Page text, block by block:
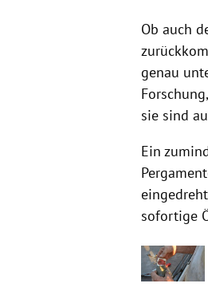
Ob auch
genau
sie sind
Ein
sofortige